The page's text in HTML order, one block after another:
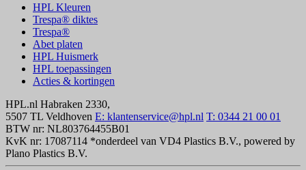
HPL Kleuren
Trespa® diktes
Trespa®
Abet platen
HPL Huismerk
HPL toepassingen
Acties & kortingen
HPL.nl Habraken 2330,
5507 TL Veldhoven E: klantenservice@hpl.nl T: 0344 21 00 01
BTW nr: NL803764455B01
KvK nr: 17087114 *onderdeel van VD4 Plastics B.V., powered by
Plano Plastics B.V.